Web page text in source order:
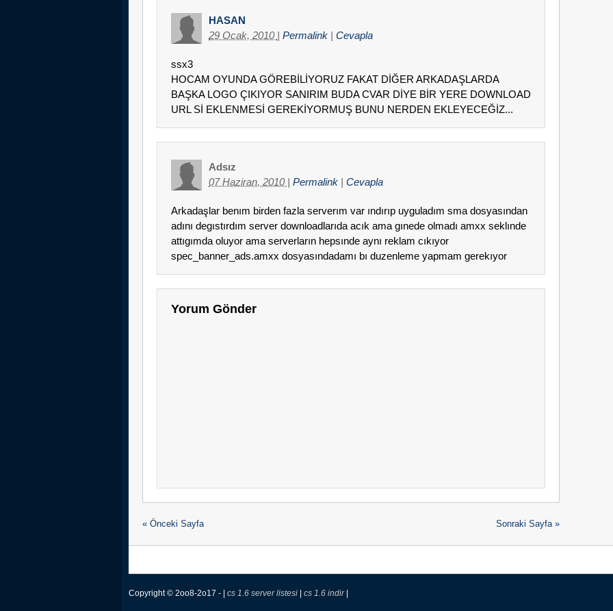
HASAN
29 Ocak, 2010 | Permalink | Cevapla
ssx3
HOCAM OYUNDA GÖREBİLİYORUZ FAKAT DİĞER ARKADAŞLARDA
BAŞKA LOGO ÇIKIYOR SANIRIM BUDA CVAR DİYE BİR YERE DOWNLOAD
URL Sİ EKLENMESİ GEREKİYORMUŞ BUNU NERDEN EKLEYECEĞİZ...
Adsız
07 Haziran, 2010 | Permalink | Cevapla
Arkadaşlar benım birden fazla serverım var ındırıp uyguladım sma dosyasından
adını degıstırdım server downloadlarıda acık ama gınede olmadı amxx seklınde
attıgımda oluyor ama serverların hepsınde aynı reklam cıkıyor
spec_banner_ads.amxx dosyasındadamı bı duzenleme yapmam gerekıyor
Yorum Gönder
« Önceki Sayfa Sonraki Sayfa »
Copyright © 2oo8-2o17 - | cs 1.6 server listesi | cs 1.6 indir |